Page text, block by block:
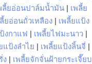
ลี้ยอ่อนปาล์มน้ำมัน | เพลี้ย
ยอ่อนถั่วเหลือง | เพลี้ยแป้ง
งกาแฟ | เพลี้ยไฟมะนาว |
แป้งลำไย | เพลี้ยแป้งลิ้นจี่ |
ง | เพลี้ยจักจั่นฝ้ายกระเจี๊ยบ